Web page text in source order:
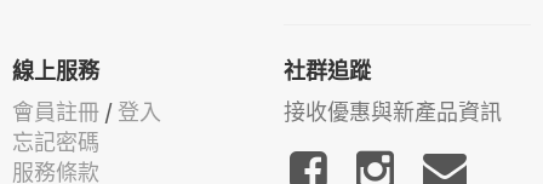
線上服務
會員註冊 / 登入
忘記密碼
服務條款
社群追蹤
接收優惠與新產品資訊